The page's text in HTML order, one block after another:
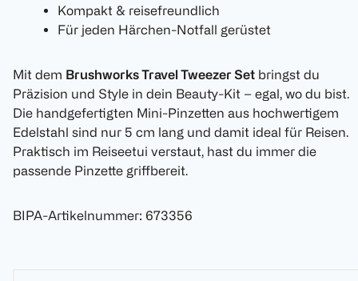
Kompakt & reisefreundlich
Für jeden Härchen-Notfall gerüstet
Mit dem Brushworks Travel Tweezer Set bringst du
Präzision und Style in dein Beauty-Kit – egal, wo du bist.
Die handgefertigten Mini-Pinzetten aus hochwertigem
Edelstahl sind nur 5 cm lang und damit ideal für Reisen.
Praktisch im Reiseetui verstaut, hast du immer die
passende Pinzette griffbereit.
BIPA-Artikelnummer: 673356